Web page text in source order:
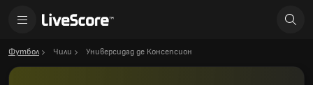
Футбол Чили Универсидад де Консепсион